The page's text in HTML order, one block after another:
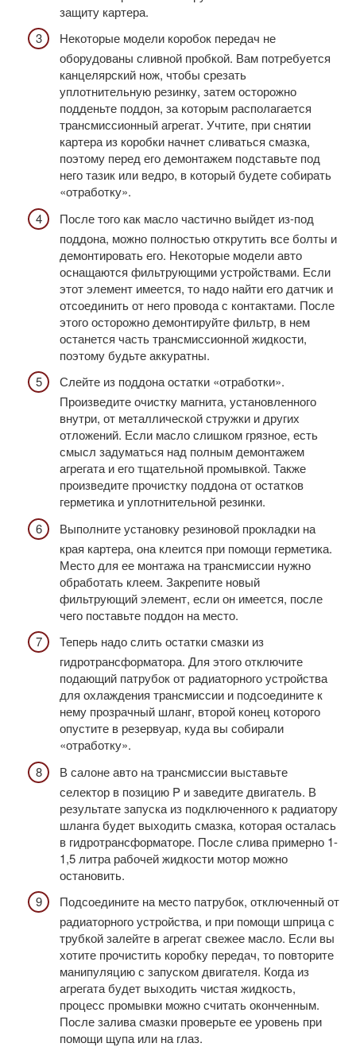
защиту картера.
Некоторые модели коробок передач не
оборудованы сливной пробкой. Вам потребуется
канцелярский нож, чтобы срезать
уплотнительную резинку, затем осторожно
подденьте поддон, за которым располагается
трансмиссионный агрегат. Учтите, при снятии
картера из коробки начнет сливаться смазка,
поэтому перед его демонтажем подставьте под
него тазик или ведро, в который будете собирать
«отработку».
После того как масло частично выйдет из-под
поддона, можно полностью открутить все болты и
демонтировать его. Некоторые модели авто
оснащаются фильтрующими устройствами. Если
этот элемент имеется, то надо найти его датчик и
отсоединить от него провода с контактами. После
этого осторожно демонтируйте фильтр, в нем
останется часть трансмиссионной жидкости,
поэтому будьте аккуратны.
Слейте из поддона остатки «отработки».
Произведите очистку магнита, установленного
внутри, от металлической стружки и других
отложений. Если масло слишком грязное, есть
смысл задуматься над полным демонтажем
агрегата и его тщательной промывкой. Также
произведите прочистку поддона от остатков
герметика и уплотнительной резинки.
Выполните установку резиновой прокладки на
края картера, она клеится при помощи герметика.
Место для ее монтажа на трансмиссии нужно
обработать клеем. Закрепите новый
фильтрующий элемент, если он имеется, после
чего поставьте поддон на место.
Теперь надо слить остатки смазки из
гидротрансформатора. Для этого отключите
подающий патрубок от радиаторного устройства
для охлаждения трансмиссии и подсоедините к
нему прозрачный шланг, второй конец которого
опустите в резервуар, куда вы собирали
«отработку».
В салоне авто на трансмиссии выставьте
селектор в позицию P и заведите двигатель. В
результате запуска из подключенного к радиатору
шланга будет выходить смазка, которая осталась
в гидротрансформаторе. После слива примерно 1-
1,5 литра рабочей жидкости мотор можно
остановить.
Подсоедините на место патрубок, отключенный от
радиаторного устройства, и при помощи шприца с
трубкой залейте в агрегат свежее масло. Если вы
хотите прочистить коробку передач, то повторите
манипуляцию с запуском двигателя. Когда из
агрегата будет выходить чистая жидкость,
процесс промывки можно считать оконченным.
После залива смазки проверьте ее уровень при
помощи щупа или на глаз.